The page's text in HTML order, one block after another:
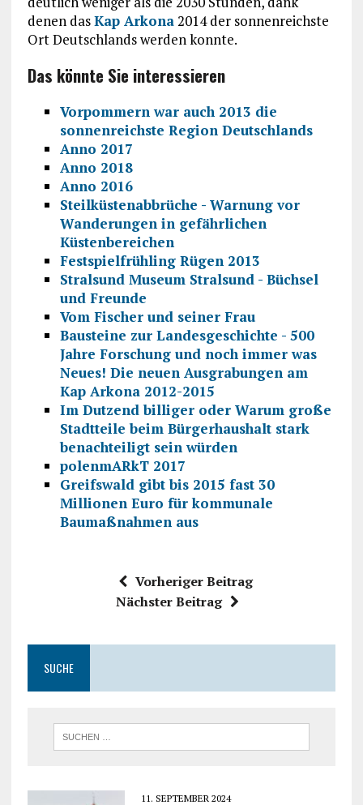
denen dasKap Arkona2014 der sonnenreichste
Ort Deutschlands werden konnte.
Das könnte Sie interessieren
Vorpommern war auch 2013 die
sonnenreichste Region Deutschlands
Anno 2017
Anno 2018
Anno 2016
Steilküstenabbrüche - Warnung vor
Wanderungen in gefährlichen
Küstenbereichen
Festspielfrühling Rügen 2013
Stralsund Museum Stralsund - Büchsel
und Freunde
Vom Fischer und seiner Frau
Bausteine zur Landesgeschichte - 500
Jahre Forschung und noch immer was
Neues! Die neuen Ausgrabungen am
Kap Arkona 2012-2015
Im Dutzend billiger oder Warum große
Stadtteile beim Bürgerhaushalt stark
benachteiligt sein würden
polenmARkT 2017
Greifswald gibt bis 2015 fast 30
Millionen Euro für kommunale
Baumaßnahmen aus
Vorheriger Beitrag
Nächster Beitrag
SUCHE
11. SEPTEMBER 2024